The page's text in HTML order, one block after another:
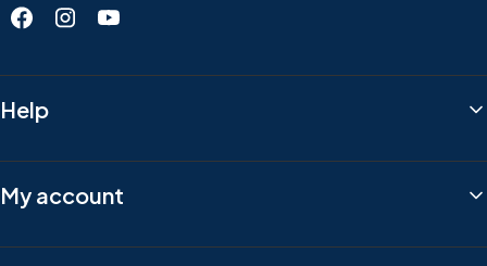
Footer menu
Help
My account